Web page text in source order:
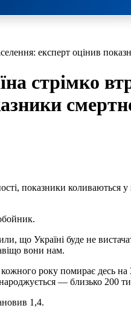
експерт оцінив
стрімко
показники коливаються
що Україні буде не
вони нам.
року помирає десь на
— близько 200
1,4.